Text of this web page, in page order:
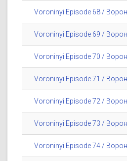
Voroninyi Episode 68 /
Voroninyi Episode 69 /
Voroninyi Episode 70 /
Voroninyi Episode 71 /
Voroninyi Episode 72 /
Voroninyi Episode 73 /
Voroninyi Episode 74 /